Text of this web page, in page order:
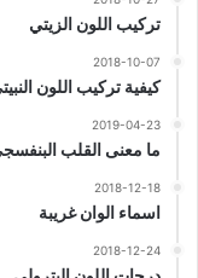
تركيب اللون الزيتي
2018-10-07
كيفية تركيب اللون
2019-04-23
ما معنى القلب
2018-12-18
اسماء الوان غريبة
2018-12-24